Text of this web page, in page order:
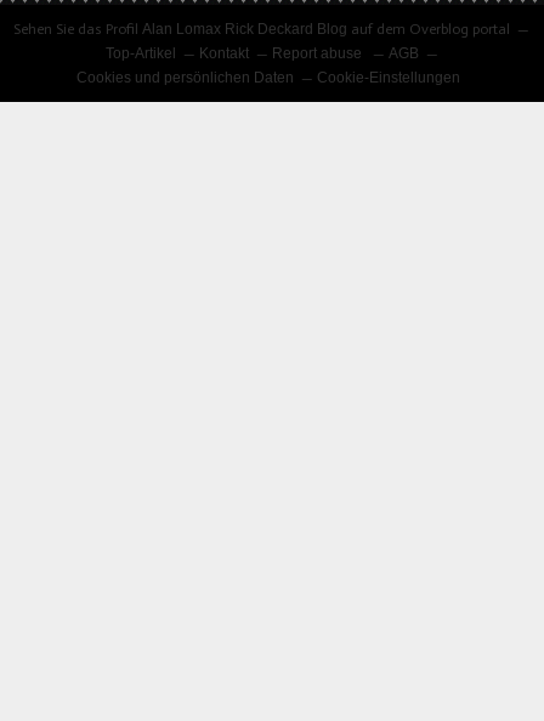
Sehen Sie das ProfilAlan Lomax Rick Deckard Blog auf dem Overblog portal
Top-Artikel
Kontakt Report abuse
AGB
Cookies und persönlichen Daten
Cookie-Einstellungen